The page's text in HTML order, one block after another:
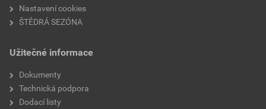
Nastavení cookies
ŠTĚDRÁ SEZÓNA
Užitečné informace
Dokumenty
Technická podpora
Dodací listy